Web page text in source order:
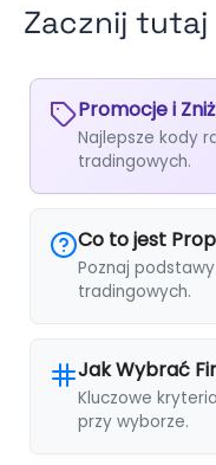
Zacznij tutaj
Promocje i
Najlepsze kody
tradingowych.
Co to jest
Poznaj
tradingowych.
Jak Wybrać
Kluczowe
przy wyborze.